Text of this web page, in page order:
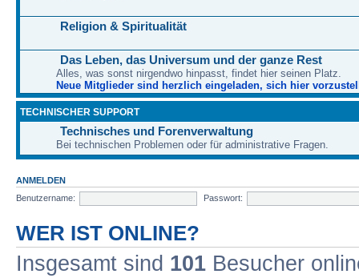
Religion & Spiritualität
Das Leben, das Universum und der ganze Rest
Alles, was sonst nirgendwo hinpasst, findet hier seinen Platz.
Neue Mitglieder sind herzlich eingeladen, sich hier
TECHNISCHER SUPPORT
Technisches und Forenverwaltung
Bei technischen Problemen oder für administrative Fragen.
ANMELDEN
Benutzername:
Passwort:
WER IST ONLINE?
Insgesamt sind 101 Besucher